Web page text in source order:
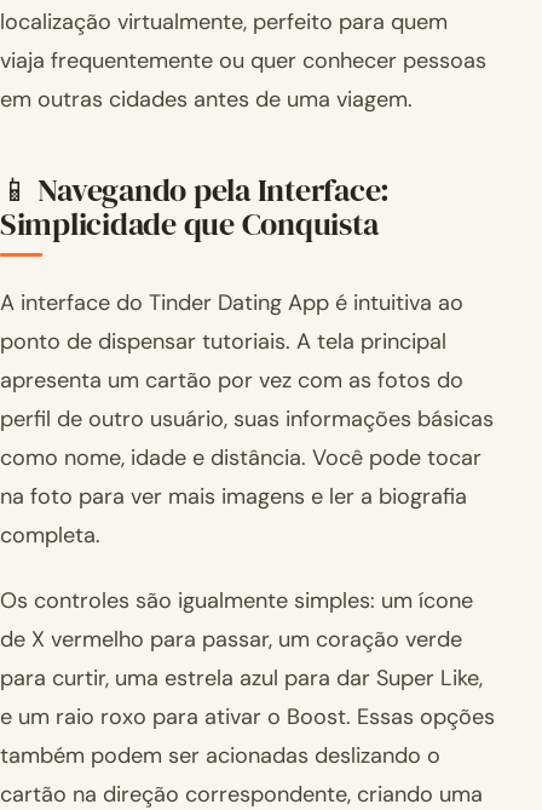
localização virtualmente, perfeito para quem
viaja frequentemente ou quer conhecer pessoas
em outras cidades antes de uma viagem.
📱 Navegando pela Interface:
Simplicidade que Conquista
A interface do Tinder Dating App é intuitiva ao
ponto de dispensar tutoriais. A tela principal
apresenta um cartão por vez com as fotos do
perfil de outro usuário, suas informações básicas
como nome, idade e distância. Você pode tocar
na foto para ver mais imagens e ler a biografia
completa.
Os controles são igualmente simples: um ícone
de X vermelho para passar, um coração verde
para curtir, uma estrela azul para dar Super Like,
e um raio roxo para ativar o Boost. Essas opções
também podem ser acionadas deslizando o
cartão na direção correspondente, criando uma